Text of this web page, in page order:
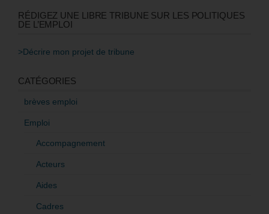
RÉDIGEZ UNE LIBRE TRIBUNE SUR LES POLITIQUES
DE L’EMPLOI
>Décrire mon projet de tribune
CATÉGORIES
brèves emploi
Emploi
Accompagnement
Acteurs
Aides
Cadres